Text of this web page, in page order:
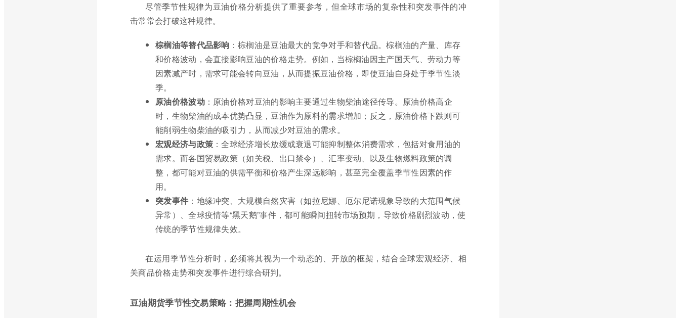
尽管季节性规律为豆油价格分析提供了重要参考，但全球市场的复杂性和突发事件的冲
击常常会打破这种规律。
棕榈油等替代品影响 ：棕榈油是豆油最大的竞争对手和替代品。棕榈油的产量、库存
和价格波动，会直接影响豆油的价格走势。例如，当棕榈油因主产国天气、劳动力等
因素减产时，需求可能会转向豆油，从而提振豆油价格，即使豆油自身处于季节性淡
季。
原油价格波动：原油价格对豆油的影响主要通过生物柴油途径传导。原油价格高企
时，生物柴油的成本优势凸显，豆油作为原料的需求增加；反之，原油价格下跌则可
能削弱生物柴油的吸引力，从而减少对豆油的需求。
宏观经济与政策 ：全球经济增长放缓或衰退可能抑制整体消费需求，包括对食用油的
需求。而各国贸易政策（如关税、出口禁令）、汇率变动、以及生物燃料政策的调
整，都可能对豆油的供需平衡和价格产生深远影响，甚至完全覆盖季节性因素的作
用。
突发事件 ：地缘冲突、大规模自然灾害（如拉尼娜、厄尔尼诺现象导致的大范围气候
异常）、全球疫情等“黑天鹅”事件，都可能瞬间扭转市场预期，导致价格剧烈波动，使
传统的季节性规律失效。
在运用季节性分析时，必须将其视为一个动态的、开放的框架，结合全球宏观经济、相
关商品价格走势和突发事件进行综合研判。
豆油期货季节性交易策略：把握周期性机会